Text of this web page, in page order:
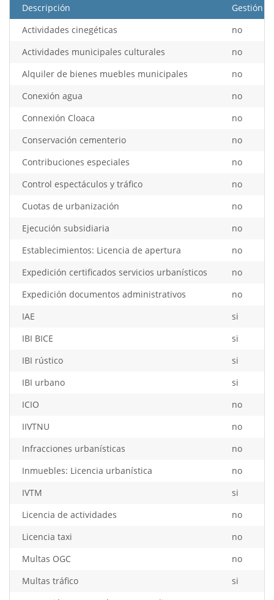
Descripción
Gestión
Actividades cinegéticas
no
Actividades municipales culturales
no
Alquiler de bienes muebles municipales
no
Conexión agua
no
Connexión Cloaca
no
Conservación cementerio
no
Contribuciones especiales
no
Control espectáculos y tráfico
no
Cuotas de urbanización
no
Ejecución subsidiaria
no
Establecimientos: Licencia de apertura
no
Expedición certificados servicios urbanísticos
no
Expedición documentos administrativos
no
IAE
si
IBI BICE
si
IBI rústico
si
IBI urbano
si
ICIO
no
IIVTNU
no
Infracciones urbanísticas
no
Inmuebles: Licencia urbanística
no
IVTM
si
Licencia de actividades
no
Licencia taxi
no
Multas OGC
no
Multas tráfico
si